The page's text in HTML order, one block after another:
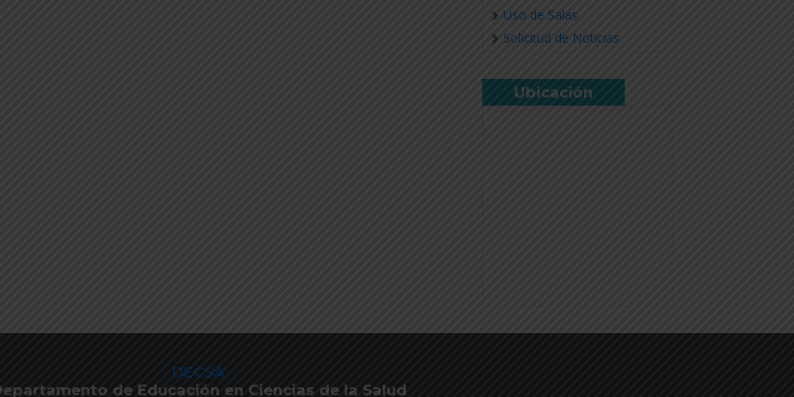
Uso de Salas
Solicitud de Noticias
Ubicación
DECSA
de Educación en Ciencias de la Salud